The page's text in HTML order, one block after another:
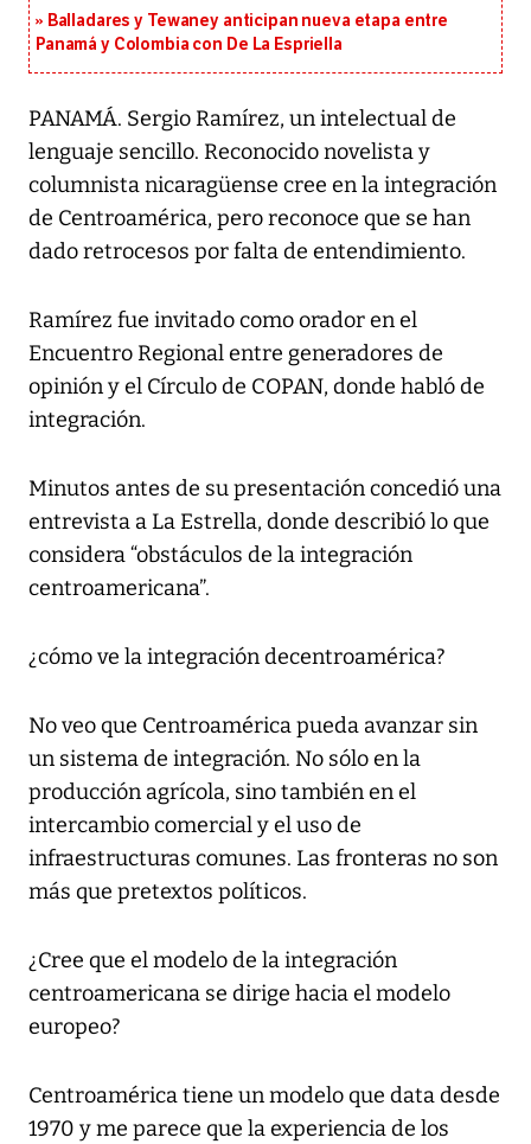
Balladares y Tewaney anticipan nueva etapa entre
Panamá y Colombia con De La Espriella
PANAMÁ. Sergio Ramírez, un intelectual de
lenguaje sencillo. Reconocido novelista y
columnista nicaragüense cree en la integración
de Centroamérica, pero reconoce que se han
dado retrocesos por falta de entendimiento.
Ramírez fue invitado como orador en el
Encuentro Regional entre generadores de
opinión y el Círculo de COPAN, donde habló de
integración.
Minutos antes de su presentación concedió una
entrevista a La Estrella, donde describió lo que
considera “obstáculos de la integración
centroamericana”.
¿cómo ve la integración decentroamérica?
No veo que Centroamérica pueda avanzar sin
un sistema de integración. No sólo en la
producción agrícola, sino también en el
intercambio comercial y el uso de
infraestructuras comunes. Las fronteras no son
más que pretextos políticos.
¿Cree que el modelo de la integración
centroamericana se dirige hacia el modelo
europeo?
Centroamérica tiene un modelo que data desde
1970 y me parece que la experiencia de los